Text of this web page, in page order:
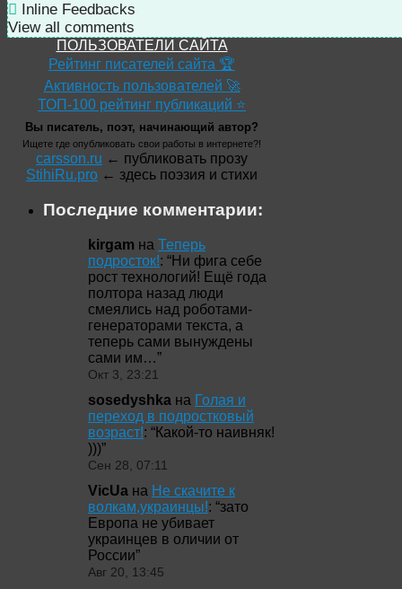
Inline Feedbacks
View all comments
ПОЛЬЗОВАТЕЛИ САЙТА
Рейтинг писателей сайта 🏆
Активность пользователей 🚀
ТОП-100 рейтинг публикаций ⭐
Вы писатель, поэт, начинающий автор?
Ищете где опубликовать свои работы в интернете?!
carsson.ru ← публиковать прозу
StihiRu.pro ← здесь поэзия и стихи
Последние комментарии:
kirgam на Теперь
подросток!: “Ни фига себе
рост технологий! Ещё года
полтора назад люди
смеялись над роботами-
генераторами текста, а
теперь сами вынуждены
сами им…”
Окт 3, 23:21
sosedyshka на Голая и
переход в подростковый
возраст!: “Какой-то наивняк!
)))”
Сен 28, 07:11
VicUa на Не скачите к
волкам,украинцы!: “зато
Европа не убивает
украинцев в оличии от
России”
Авг 20, 13:45